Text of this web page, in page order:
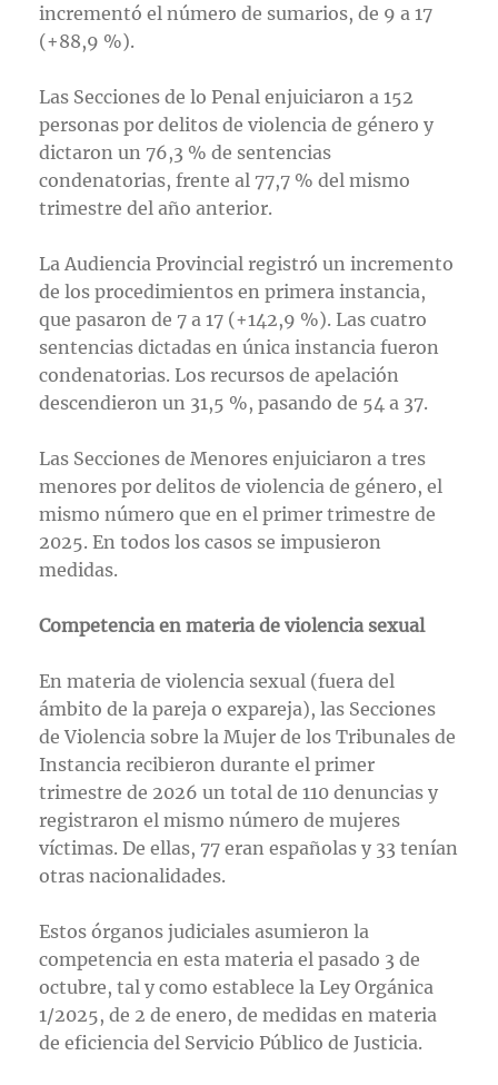
incrementó el número de sumarios, de 9 a 17
(+88,9 %).
Las Secciones de lo Penal enjuiciaron a 152
personas por delitos de violencia de género y
dictaron un 76,3 % de sentencias
condenatorias, frente al 77,7 % del mismo
trimestre del año anterior.
La Audiencia Provincial registró un incremento
de los procedimientos en primera instancia,
que pasaron de 7 a 17 (+142,9 %). Las cuatro
sentencias dictadas en única instancia fueron
condenatorias. Los recursos de apelación
descendieron un 31,5 %, pasando de 54 a 37.
Las Secciones de Menores enjuiciaron a tres
menores por delitos de violencia de género, el
mismo número que en el primer trimestre de
2025. En todos los casos se impusieron
medidas.
Competencia en materia de violencia sexual
En materia de violencia sexual (fuera del
ámbito de la pareja o expareja), las Secciones
de Violencia sobre la Mujer de los Tribunales de
Instancia recibieron durante el primer
trimestre de 2026 un total de 110 denuncias y
registraron el mismo número de mujeres
víctimas. De ellas, 77 eran españolas y 33 tenían
otras nacionalidades.
Estos órganos judiciales asumieron la
competencia en esta materia el pasado 3 de
octubre, tal y como establece la Ley Orgánica
1/2025, de 2 de enero, de medidas en materia
de eficiencia del Servicio Público de Justicia.